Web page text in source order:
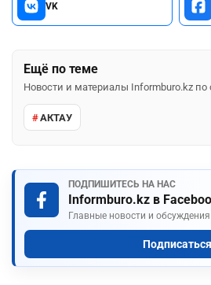
VK
Ещё по теме
Новости и материалы Informburo.kz
АКТАУ
ПОДПИШИТЕСЬ НА НАС
Informburo.kz в
Главные новости и
Подписаться